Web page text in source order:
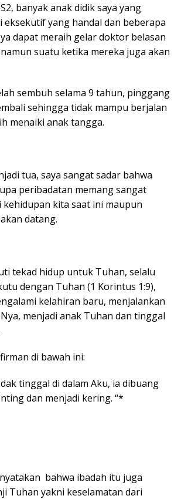
banyak anak didik saya yang
yang handal dan beberapa
dapat meraih gelar doktor belasan
suatu ketika mereka juga akan
sembuh selama 9 tahun, pinggang
sehingga tidak mampu berjalan
menaiki anak tangga.
tua, saya sangat sadar bahwa
peribadatan memang sangat
kita saat ini maupun
datang.
tekad hidup untuk Tuhan, selalu
dengan Tuhan (1 Korintus 1:9),
kelahiran baru, menjalankan
menjadi anak Tuhan dan tinggal
di bawah ini:
tinggal di dalam Aku, ia dibuang
dan menjadi kering. “*
bahwa ibadah itu juga
Tuhan yakni keselamatan dari